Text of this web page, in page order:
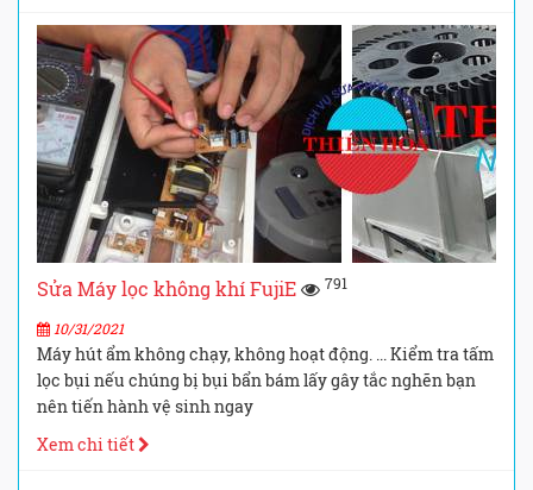
Sửa Máy lọc không khí FujiE 791
10/31/2021
Máy hút ẩm không chạy, không hoạt động. ... Kiểm tra tấm
lọc bụi nếu chúng bị bụi bẩn bám lấy gây tắc nghẽn bạn
nên tiến hành vệ sinh ngay
Xem chi tiết